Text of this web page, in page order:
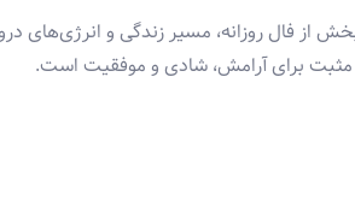
از فال روزانه، مسیر زندگی و انرژی‌های
مثبت برای آرامش، شادی و موفقیت است.